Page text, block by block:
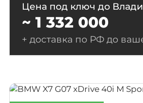
Цена под ключ до
~ 1 332 000
+ доставка по РФ до